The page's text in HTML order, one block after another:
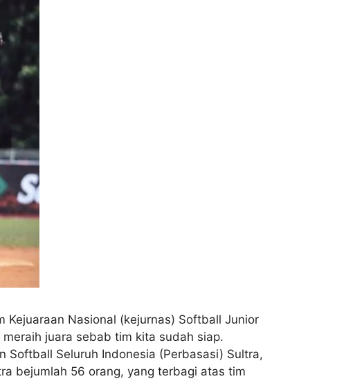
Kejuaraan Nasional (kejurnas) Softball Junior
juara sebab tim kita sudah siap.
Softball Seluruh Indonesia (Perbasasi) Sultra,
bejumlah 56 orang, yang terbagi atas tim